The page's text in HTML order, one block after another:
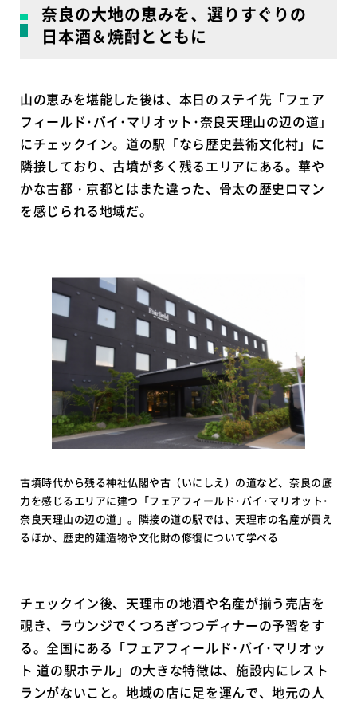
奈良の大地の恵みを、選りすぐりの
日本酒＆焼酎とともに
山の恵みを堪能した後は、本日のステイ先「フェア
フィールド･バイ･マリオット･奈良天理山の辺の道」
にチェックイン。道の駅「なら歴史芸術文化村」に
隣接しており、古墳が多く残るエリアにある。華や
かな古都・京都とはまた違った、骨太の歴史ロマン
を感じられる地域だ。
古墳時代から残る神社仏閣や古（いにしえ）の道など、奈良の底
力を感じるエリアに建つ「フェアフィールド･バイ･マリオット･
奈良天理山の辺の道」。隣接の道の駅では、天理市の名産が買え
るほか、歴史的建造物や文化財の修復について学べる
チェックイン後、天理市の地酒や名産が揃う売店を
覗き、ラウンジでくつろぎつつディナーの予習をす
る。全国にある「フェアフィールド･バイ･マリオッ
ト 道の駅ホテル」の大きな特徴は、施設内にレスト
ランがないこと。地域の店に足を運んで、地元の人